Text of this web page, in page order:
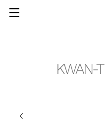
KWAN-T